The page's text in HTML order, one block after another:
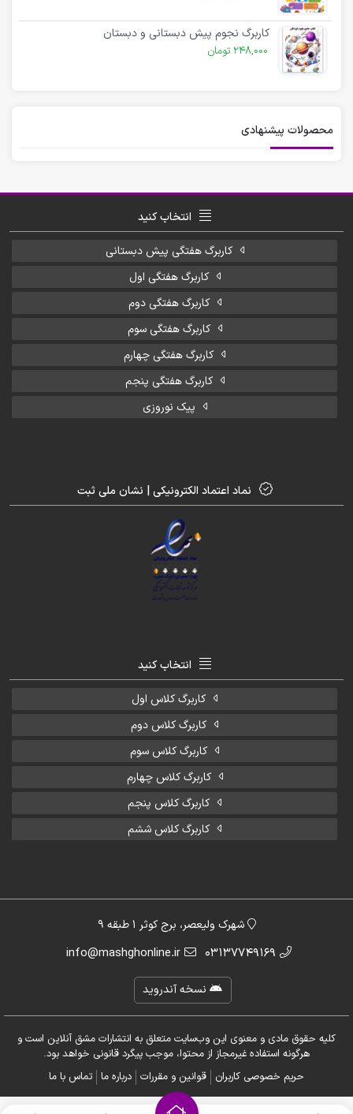
کاربرگ نجوم پیش دبستانی و دبستان
248,000 تومان
محصولات پیشنهادی
انتخاب کنید
کاربرگ هفتگی پیش دبستانی
کاربرگ هفتگی اول
کاربرگ هفتگی دوم
کاربرگ هفتگی سوم
کاربرگ هفتگی چهارم
کاربرگ هفتگی پنجم
پیک نوروزی
نماد اعتماد الکترونیکی | نشان ملی ثبت
انتخاب کنید
کاربرگ کلاس اول
کاربرگ کلاس دوم
کاربرگ کلاس سوم
کاربرگ کلاس چهارم
کاربرگ کلاس پنجم
کاربرگ کلاس ششم
شهرک ولیعصر، برج کوثر 1 طبقه 9
03137749169
info@mashghonline.ir
نسخه آندروید
کلیه حقوق مادی و معنوی این وب‌سایت متعلق به انتشارات مشق آنلاین است و
هرگونه استفاده غیرمجاز از محتوا، موجب پیگرد قانونی خواهد بود.
حریم خصوصی کاربران قوانین و مقررات درباره ما تماس با ما